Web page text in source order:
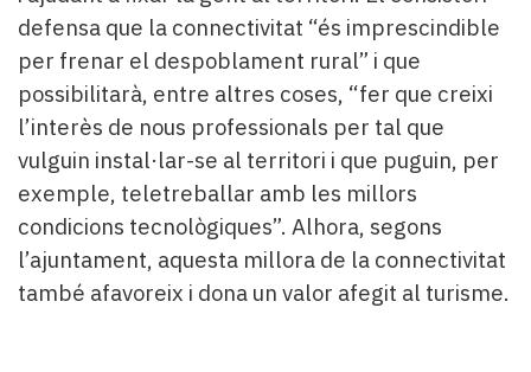
defensa que la connectivitat “és imprescindible
per frenar el despoblament rural” i que
possibilitarà, entre altres coses, “fer que creixi
l’interès de nous professionals per tal que
vulguin instal·lar-se al territori i que puguin, per
exemple, teletreballar amb les millors
condicions tecnològiques”. Alhora, segons
l’ajuntament, aquesta millora de la connectivitat
també afavoreix i dona un valor afegit al turisme.